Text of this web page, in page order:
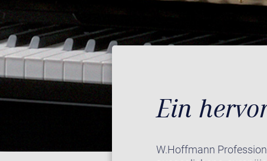
Ein
W.Hoffmann